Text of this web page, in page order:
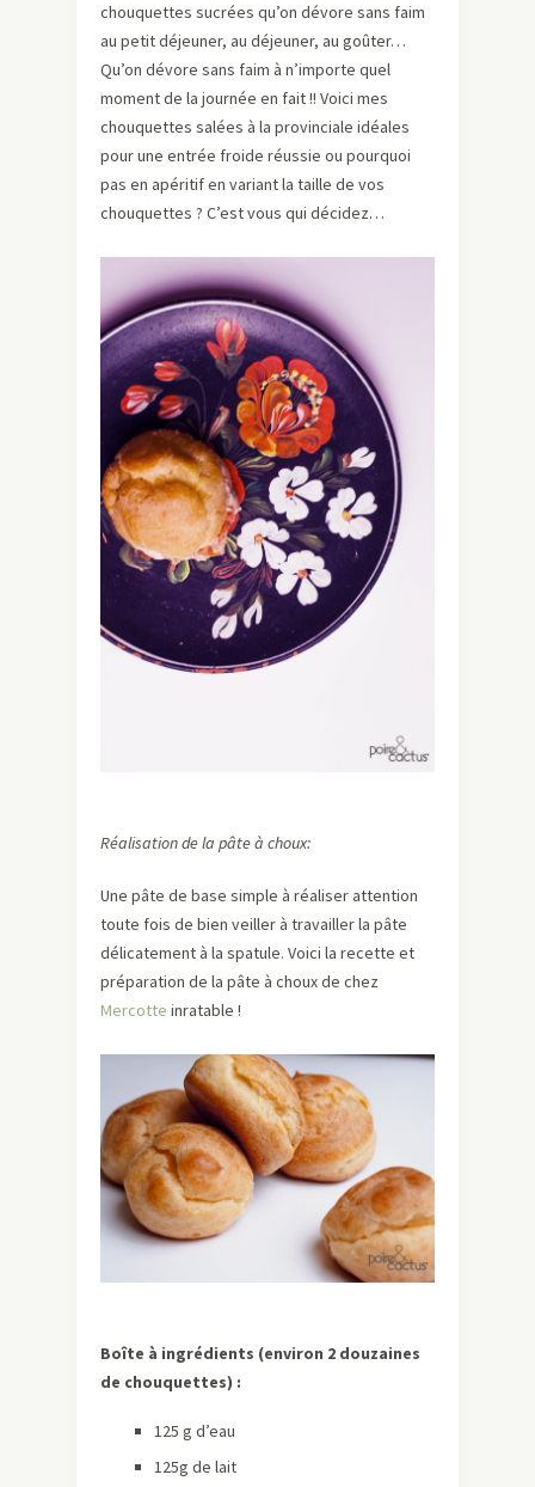
chouquettes sucrées qu’on dévore sans faim
au petit déjeuner, au déjeuner, au goûter…
Qu’on dévore sans faim à n’importe quel
moment de la journée en fait !! Voici mes
chouquettes salées à la provinciale idéales
pour une entrée froide réussie ou pourquoi
pas en apéritif en variant la taille de vos
chouquettes ? C’est vous qui décidez…
Réalisation de la pâte à choux:
Une pâte de base simple à réaliser attention
toute fois de bien veiller à travailler la pâte
délicatement à la spatule. Voici la recette et
préparation de la pâte à choux de chez
Mercotte inratable !
Boîte à ingrédients (environ 2 douzaines
de chouquettes) :
125 g d’eau
125g de lait